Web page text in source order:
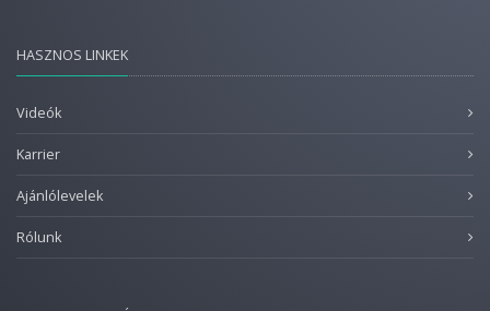
HASZNOS LINKEK
Videók
Karrier
Ajánlólevelek
Rólunk